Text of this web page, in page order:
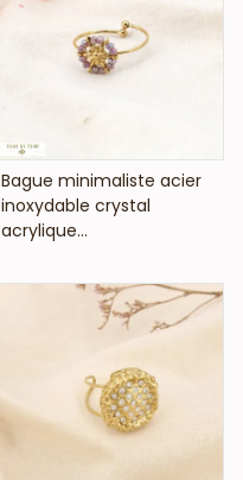
VOIR LE PRIX
Bague minimaliste acier
inoxydable crystal
acrylique...